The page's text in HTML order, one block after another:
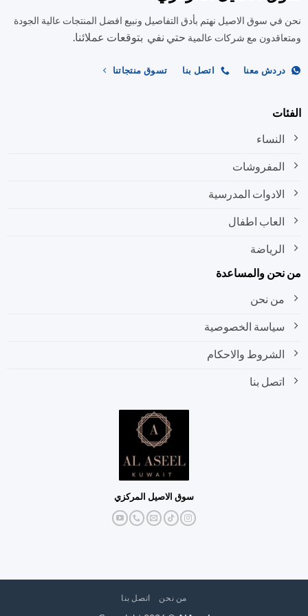
يمكن
اختيار
على
يمكن
اختيار
نحن في سوق الاصيل نهتم بأدق التفاصيل ونبيع افضل المنتجات عالية الجودة
ومتعاقدون مع شركات عالمية حتي نفي بتوقعات عملائنا.
دردش معنا اتصل بنا تسوق منتجاتنا
الفئات
النساء
المفروشات
الادوات المدرسية
العاب اطفال
الرياضة
من نحن والمساعدة
من نحن
سياسة الخصوصية
الشروط والاحكام
اتصل بنا
سوق الاصيل المركزي
من نحن اتصل بنا